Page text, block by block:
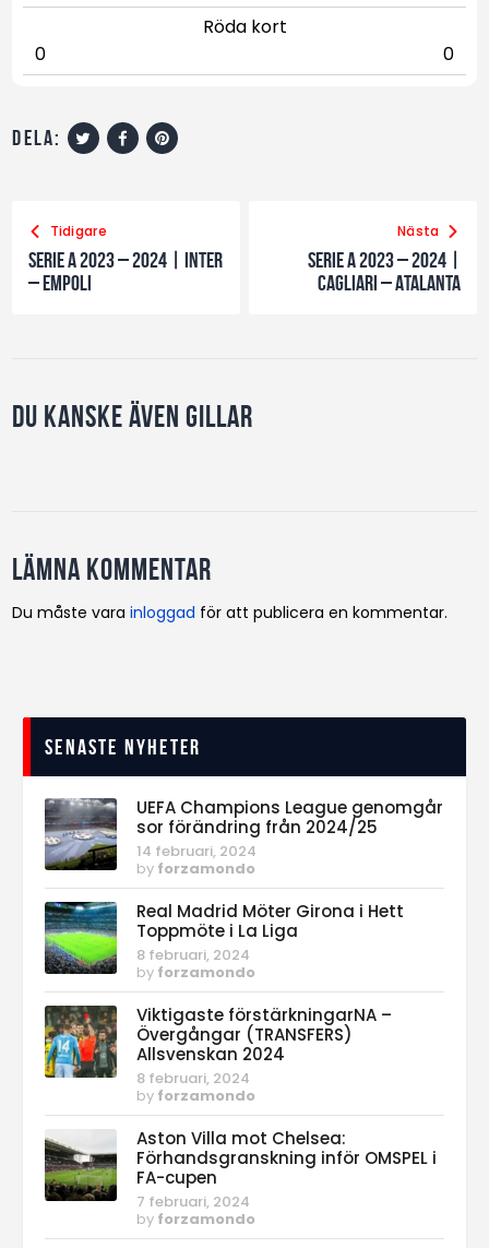
Röda kort
0
0
dela:
Tidigare
Serie A 2023 – 2024 | Inter
– Empoli
Nästa
Serie A 2023 – 2024 |
Cagliari – Atalanta
Du kanske även gillar
Lämna kommentar
Du måste varainloggad för att publicera en kommentar.
Senaste nyheter
UEFA Champions League genomgår
sor förändring från 2024/25
14 februari, 2024
by forzamondo
Real Madrid Möter Girona i Hett
Toppmöte i La Liga
8 februari, 2024
by forzamondo
Viktigaste förstärkningarNA –
Övergångar (TRANSFERS)
Allsvenskan 2024
8 februari, 2024
by forzamondo
Aston Villa mot Chelsea:
Förhandsgranskning inför OMSPEL i
FA-cupen
7 februari, 2024
by forzamondo